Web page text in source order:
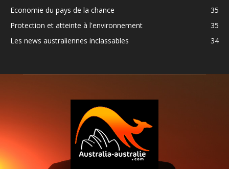
Economie du pays de la chance
35
Protection et atteinte à l'environnement
35
Les news australiennes inclassables
34